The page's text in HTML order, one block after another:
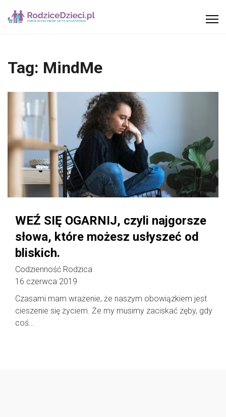
Tag: MindMe
WEŹ SIĘ OGARNIJ, czyli najgorsze
słowa, które możesz usłyszeć od
bliskich.
Codzienność Rodzica
16 czerwca 2019
Czasami mam wrażenie, że naszym obowiązkiem jest
cieszenie się życiem. Że my musimy zaciskać zęby, gdy
coś...